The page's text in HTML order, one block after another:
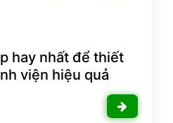
hay nhất để thiết
viện hiệu quả